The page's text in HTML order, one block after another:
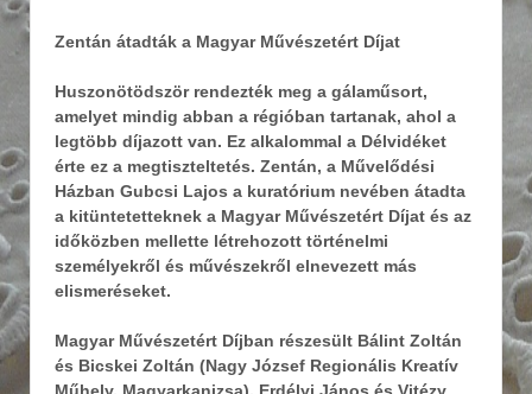
Zentán átadták a Magyar Művészetért Díjat
Huszonötödször rendezték meg a gálaműsort,
amelyet mindig abban a régióban tartanak, ahol a
legtöbb díjazott van. Ez alkalommal a Délvidéket
érte ez a megtiszteltetés. Zentán, a Művelődési
Házban Gubcsi Lajos a kuratórium nevében átadta
a kitüntetetteknek a Magyar Művészetért Díjat és az
időközben mellette létrehozott történelmi
személyekről és művészekről elnevezett más
elismeréseket.
Magyar Művészetért Díjban részesült Bálint Zoltán
és Bicskei Zoltán (Nagy József Regionális Kreatív
Műhely, Magyarkanizsa), Erdélyi János és Vitézy